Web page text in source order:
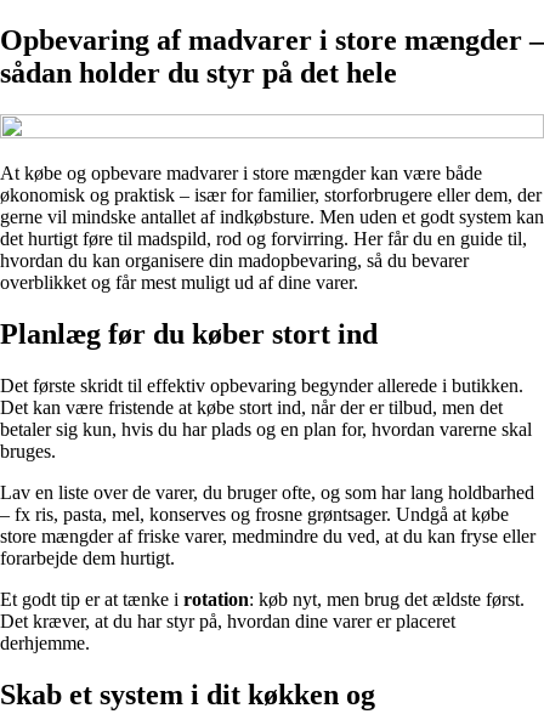
Opbevaring af madvarer i store mængder –
sådan holder du styr på det hele
At købe og opbevare madvarer i store mængder kan være både
økonomisk og praktisk – især for familier, storforbrugere eller dem, der
gerne vil mindske antallet af indkøbsture. Men uden et godt system kan
det hurtigt føre til madspild, rod og forvirring. Her får du en guide til,
hvordan du kan organisere din madopbevaring, så du bevarer
overblikket og får mest muligt ud af dine varer.
Planlæg før du køber stort ind
Det første skridt til effektiv opbevaring begynder allerede i butikken.
Det kan være fristende at købe stort ind, når der er tilbud, men det
betaler sig kun, hvis du har plads og en plan for, hvordan varerne skal
bruges.
Lav en liste over de varer, du bruger ofte, og som har lang holdbarhed
– fx ris, pasta, mel, konserves og frosne grøntsager. Undgå at købe
store mængder af friske varer, medmindre du ved, at du kan fryse eller
forarbejde dem hurtigt.
Et godt tip er at tænke i rotation: køb nyt, men brug det ældste først.
Det kræver, at du har styr på, hvordan dine varer er placeret
derhjemme.
Skab et system i dit køkken og